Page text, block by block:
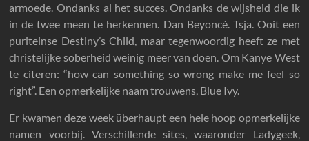
armoede. Ondanks al het succes. Ondanks de wijsheid die ik
in de twee meen te herkennen. Dan Beyoncé. Tsja. Ooit een
puriteinse Destiny’s Child, maar tegenwoordig heeft ze met
christelijke soberheid weinig meer van doen. Om Kanye West
te citeren: “how can something so wrong make me feel so
right”. Een opmerkelijke naam trouwens, Blue Ivy.
Er kwamen deze week überhaupt een hele hoop opmerkelijke
namen voorbij. Verschillende sites, waaronder Ladygeek,